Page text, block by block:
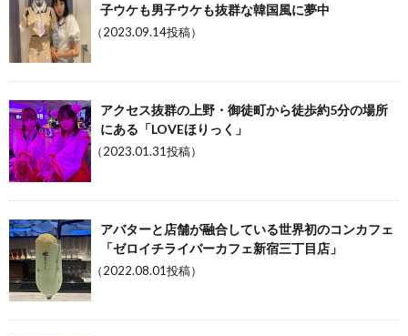
子ウケも男子ウケも抜群な韓国風に夢中
（2023.09.14投稿）
アクセス抜群の上野・御徒町から徒歩約5分の場所
にある「LOVEほりっく」
（2023.01.31投稿）
アバターと店舗が融合している世界初のコンカフェ
「ゼロイチライバーカフェ新宿三丁目店」
（2022.08.01投稿）